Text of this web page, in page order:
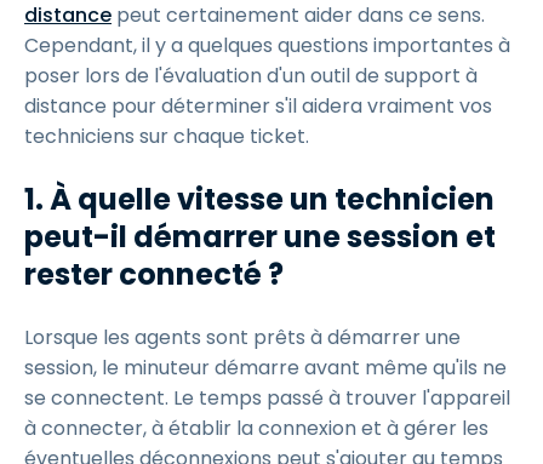
distance peut certainement aider dans ce sens.
Cependant, il y a quelques questions importantes à
poser lors de l'évaluation d'un outil de support à
distance pour déterminer s'il aidera vraiment vos
techniciens sur chaque ticket.
1. À quelle vitesse un technicien
peut-il démarrer une session et
rester connecté ?
Lorsque les agents sont prêts à démarrer une
session, le minuteur démarre avant même qu'ils ne
se connectent. Le temps passé à trouver l'appareil
à connecter, à établir la connexion et à gérer les